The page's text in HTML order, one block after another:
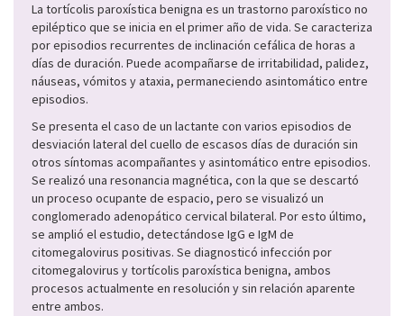
La tortícolis paroxística benigna es un trastorno paroxístico no
epiléptico que se inicia en el primer año de vida. Se caracteriza
por episodios recurrentes de inclinación cefálica de horas a
días de duración. Puede acompañarse de irritabilidad, palidez,
náuseas, vómitos y ataxia, permaneciendo asintomático entre
episodios.
Se presenta el caso de un lactante con varios episodios de
desviación lateral del cuello de escasos días de duración sin
otros síntomas acompañantes y asintomático entre episodios.
Se realizó una resonancia magnética, con la que se descartó
un proceso ocupante de espacio, pero se visualizó un
conglomerado adenopático cervical bilateral. Por esto último,
se amplió el estudio, detectándose IgG e IgM de
citomegalovirus positivas. Se diagnosticó infección por
citomegalovirus y tortícolis paroxística benigna, ambos
procesos actualmente en resolución y sin relación aparente
entre ambos.